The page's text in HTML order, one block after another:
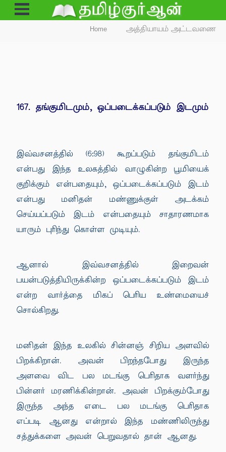
Open
Menu
Home அத்தியாயம் அட்டவணை
167. தங்குமிடமும், ஒப்படைக்கப்படும் இடமும்
இவ்வசனத்தில் (6:98) கூறப்படும் தங்குமிடம்
என்பது இந்த உலகத்தில் வாழுகின்ற பூமியைக்
குறிக்கும் என்பதையும், ஒப்படைக்கப்படும் இடம்
என்பது மனிதன் மண்ணுக்குள் அடக்கம்
செய்யப்படும் இடம் என்பதையும் சாதாரணமாக
யாரும் புரிந்து கொள்ள முடியும்.
ஆனால் இவ்வசனத்தில் இறைவன்
பயன்படுத்தியிருக்கின்ற ஒப்படைக்கப்படும் இடம்
என்ற வார்த்தை மிகப் பெரிய உண்மையைச்
சொல்கிறது.
மனிதன் இந்த உலகில் சின்னஞ் சிறிய அளவில்
பிறக்கிறான். அவன் பிறந்தபோது இருந்த
அளவை விட பல மடங்கு பெரிதாக வளர்ந்து
பின்னர் மரணிக்கின்றான். அவன் பிறக்கும்போது
இருந்த அந்த எடை பல மடங்கு பெரிதாக
எப்படி ஆனது என்றால் இந்த மண்ணிலிருந்து
சத்துக்களை அவன் பெறுவதால் தான் ஆனது.